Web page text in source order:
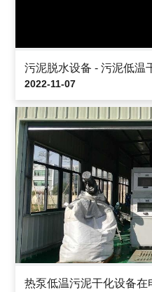
污泥脱水设备 - 污泥低温
2022-11-07
热泵低温污泥干化设备在